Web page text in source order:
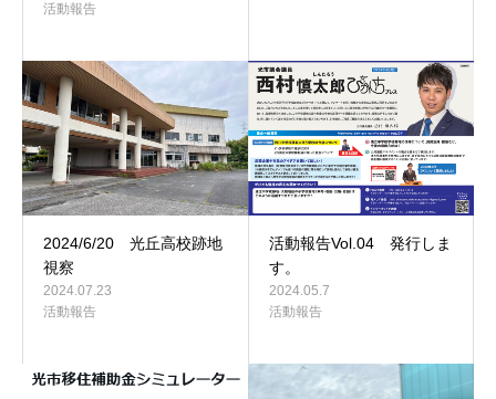
活動報告
2024/6/20 光丘高校跡地
視察
2024.07.23
活動報告
活動報告Vol.04 発行しま
す。
2024.05.7
活動報告